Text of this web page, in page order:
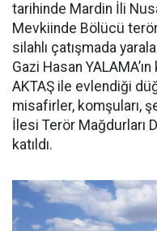
tarihinde Mardin İli
Mevkiinde Bölücü
silahlı çatışmada
Gazi Hasan
AKTAŞ ile evlendiği
misafirler, komşuları,
İlesi Terör Mağdurları
katıldı.